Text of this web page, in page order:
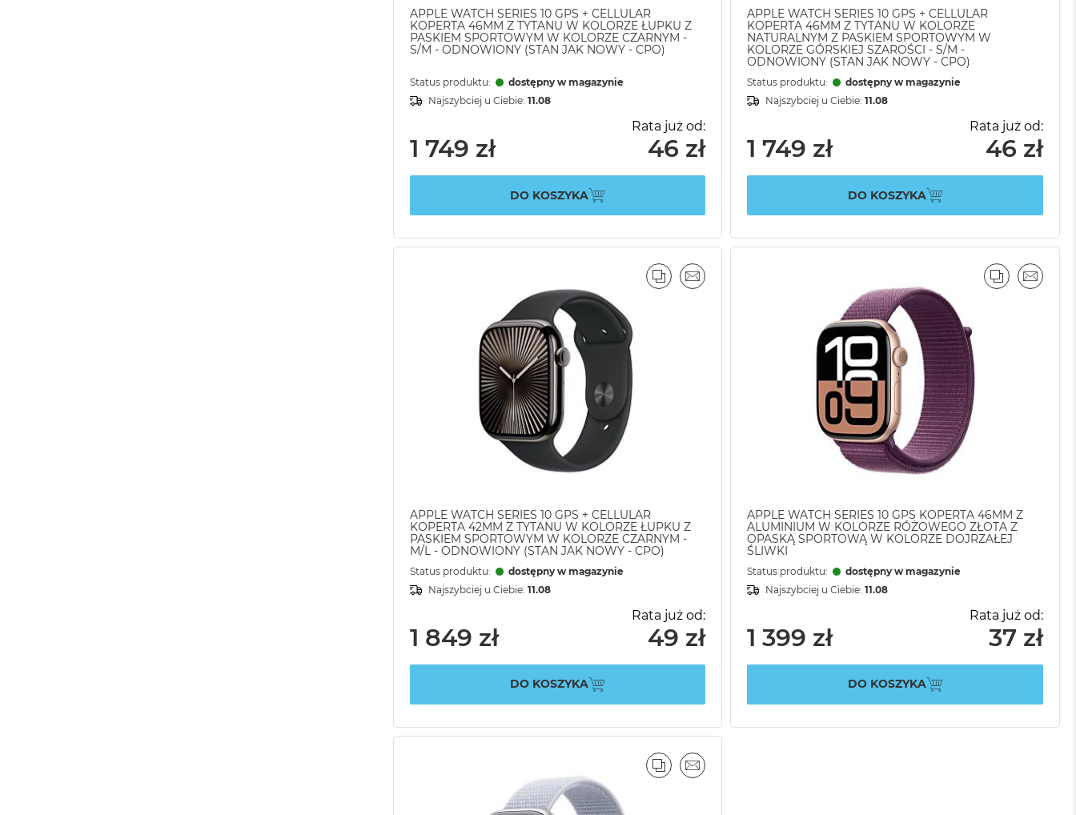
APPLE WATCH SERIES 10 GPS + CELLULAR
KOPERTA 46MM Z TYTANU W KOLORZE ŁUPKU Z
PASKIEM SPORTOWYM W KOLORZE CZARNYM -
S/M - ODNOWIONY (STAN JAK NOWY - CPO)
Status produktu:
dostępny w magazynie
Najszybciej u Ciebie: 11.08
1 749 zł
Rata już od:
46 zł
DO KOSZYKA
APPLE WATCH SERIES 10 GPS + CELLULAR
KOPERTA 46MM Z TYTANU W KOLORZE
NATURALNYM Z PASKIEM SPORTOWYM W
KOLORZE GÓRSKIEJ SZAROŚCI - S/M -
ODNOWIONY (STAN JAK NOWY - CPO)
Status produktu:
dostępny w magazynie
Najszybciej u Ciebie:11.08
1 749 zł
Rata już od:
46 zł
DO KOSZYKA
APPLE WATCH SERIES 10 GPS + CELLULAR
KOPERTA 42MM Z TYTANU W KOLORZE ŁUPKU Z
PASKIEM SPORTOWYM W KOLORZE CZARNYM -
M/L - ODNOWIONY (STAN JAK NOWY - CPO)
Status produktu:
dostępny w magazynie
Najszybciej u Ciebie: 11.08
1 849 zł
Rata już od:
49 zł
DO KOSZYKA
PORÓWNAJ
EMAIL
APPLE WATCH SERIES 10 GPS KOPERTA 46MM Z
ALUMINIUM W KOLORZE RÓŻOWEGO ZŁOTA Z
OPASKĄ SPORTOWĄ W KOLORZE DOJRZAŁEJ
ŚLIWKI
Status produktu:
dostępny w magazynie
Najszybciej u Ciebie:11.08
1 399 zł
Rata już od:
37 zł
DO KOSZYKA
PORÓWNAJ
EMAIL
PORÓWNAJ
EMAIL